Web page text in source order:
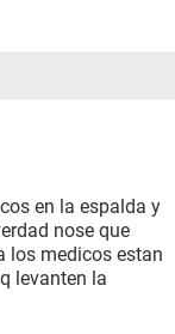
en la espalda y
nose que
los medicos estan
levanten la